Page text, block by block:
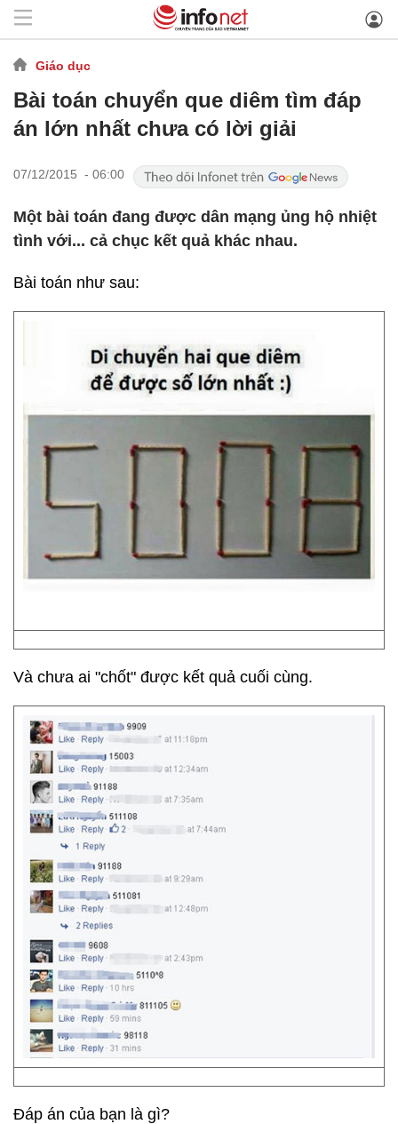
Giáo dục
Bài toán chuyển que diêm tìm đáp
án lớn nhất chưa có lời giải
07/12/2015 - 06:00
Một bài toán đang được dân mạng ủng hộ nhiệt
tình với... cả chục kết quả khác nhau.
Bài toán như sau:
Và chưa ai "chốt" được kết quả cuối cùng.
Đáp án của bạn là gì?